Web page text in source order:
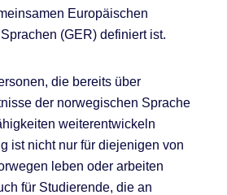
Europäischen
(GER) definiert ist.
die bereits über
der norwegischen Sprache
weiterentwickeln
ist nicht nur für diejenigen von
leben oder arbeiten
für Studierende, die an